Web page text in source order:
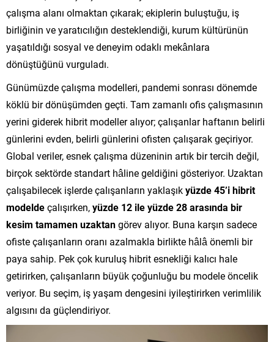
çalışma alanı olmaktan çıkarak; ekiplerin buluştuğu, iş
birliğinin ve yaratıcılığın desteklendiği, kurum kültürünün
yaşatıldığı sosyal ve deneyim odaklı mekânlara
dönüştüğünü vurguladı.
Günümüzde çalışma modelleri, pandemi sonrası dönemde
köklü bir dönüşümden geçti. Tam zamanlı ofis çalışmasının
yerini giderek hibrit modeller alıyor; çalışanlar haftanın belirli
günlerini evden, belirli günlerini ofisten çalışarak geçiriyor.
Global veriler, esnek çalışma düzeninin artık bir tercih değil,
birçok sektörde standart hâline geldiğini gösteriyor. Uzaktan
çalışabilecek işlerde çalışanların yaklaşıkyüzde 45’i hibrit
modeldeçalışırken,yüzde 12 ile yüzde 28 arasında bir
kesim tamamen uzaktangörev alıyor. Buna karşın sadece
ofiste çalışanların oranı azalmakla birlikte hâlâ önemli bir
paya sahip. Pek çok kuruluş hibrit esnekliği kalıcı hale
getirirken, çalışanların büyük çoğunluğu bu modele öncelik
veriyor. Bu seçim, iş yaşam dengesini iyileştirirken verimlilik
algısını da güçlendiriyor.